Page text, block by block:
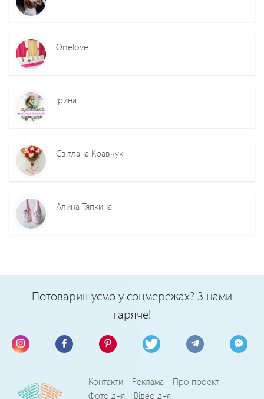
Onelove
Ірина
Світлана Кравчук
Алина Тяпкина
Потоваришуємо у соцмережах? З нами
гаряче!
Контакти Реклама
Про проект
Фото дня
Відео дня